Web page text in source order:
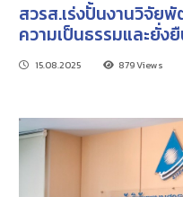
สวรส.เร่งปั้นงานวิจัย
ความเป็นธรรมและยั่ง
15.08.2025 879 Views